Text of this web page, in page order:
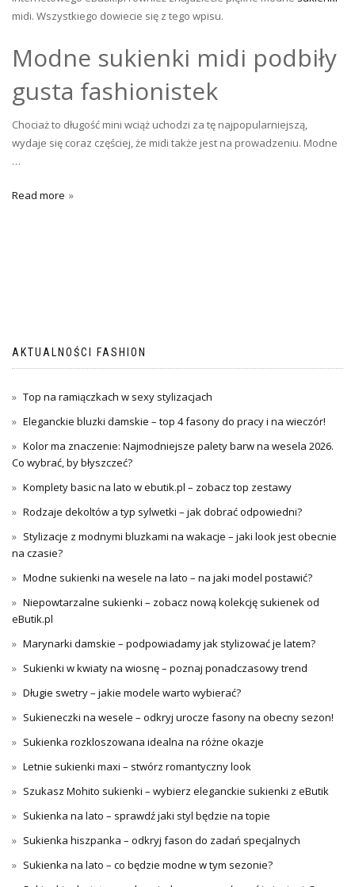
midi. Wszystkiego dowiecie się z tego wpisu.
Modne sukienki midi podbiły
gusta fashionistek
Chociaż to długość mini wciąż uchodzi za tę najpopularniejszą,
wydaje się coraz częściej, że midi także jest na prowadzeniu. Modne
…
Read more
AKTUALNOŚCI FASHION
Top na ramiączkach w sexy stylizacjach
Eleganckie bluzki damskie – top 4 fasony do pracy i na wieczór!
Kolor ma znaczenie: Najmodniejsze palety barw na wesela 2026.
Co wybrać, by błyszczeć?
Komplety basic na lato w ebutik.pl – zobacz top zestawy
Rodzaje dekoltów a typ sylwetki – jak dobrać odpowiedni?
Stylizacje z modnymi bluzkami na wakacje – jaki look jest obecnie
na czasie?
Modne sukienki na wesele na lato – na jaki model postawić?
Niepowtarzalne sukienki – zobacz nową kolekcję sukienek od
eButik.pl
Marynarki damskie – podpowiadamy jak stylizować je latem?
Sukienki w kwiaty na wiosnę – poznaj ponadczasowy trend
Długie swetry – jakie modele warto wybierać?
Sukieneczki na wesele – odkryj urocze fasony na obecny sezon!
Sukienka rozkloszowana idealna na różne okazje
Letnie sukienki maxi – stwórz romantyczny look
Szukasz Mohito sukienki – wybierz eleganckie sukienki z eButik
Sukienka na lato – sprawdź jaki styl będzie na topie
Sukienka hiszpanka – odkryj fason do zadań specjalnych
Sukienka na lato – co będzie modne w tym sezonie?